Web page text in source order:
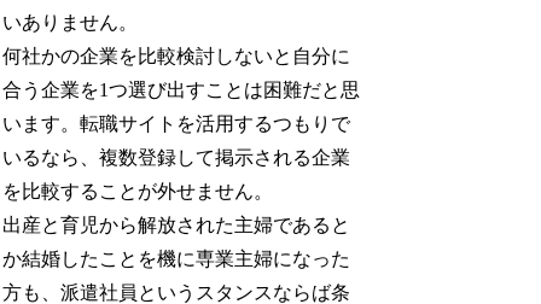
いありません。
何社かの企業を比較検討しないと自分に
合う企業を1つ選び出すことは困難だと思
います。転職サイトを活用するつもりで
いるなら、複数登録して掲示される企業
を比較することが外せません。
出産と育児から解放された主婦であると
か結婚したことを機に専業主婦になった
方も、派遣社員というスタンスならば条